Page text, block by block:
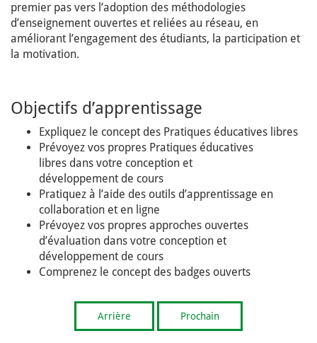
premier pas vers l’adoption des méthodologies
d’enseignement ouvertes et reliées au réseau, en
améliorant l’engagement des étudiants, la participation et
la motivation.
Objectifs d’apprentissage
Expliquez le concept des Pratiques éducatives libres
Prévoyez vos propres Pratiques éducatives
libres dans votre conception et
développement de cours
Pratiquez à l’aide des outils d’apprentissage en
collaboration et en ligne
Prévoyez vos propres approches ouvertes
d’évaluation dans votre conception et
développement de cours
Comprenez le concept des badges ouverts
Arrière Prochain